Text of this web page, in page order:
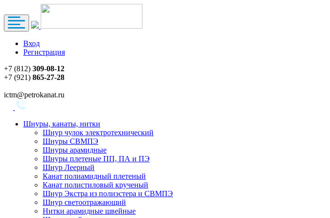
Вход
Регистрация
+7 (812) 309-08-12
+7 (921) 865-27-28
ictm@petrokanat.ru
Шнуры, канаты, нитки
Шнур чулок электротехнический
Шнуры СВМПЭ
Шнуры арамидные
Шнуры плетеные ПП, ПА и ПЭ
Шнур Леерный
Канат полиамидный плетеный
Канат полистиловый крученый
Шнур Экстра из полиэстера и СВМПЭ
Шнур светоотражающий
Нитки арамидные швейные